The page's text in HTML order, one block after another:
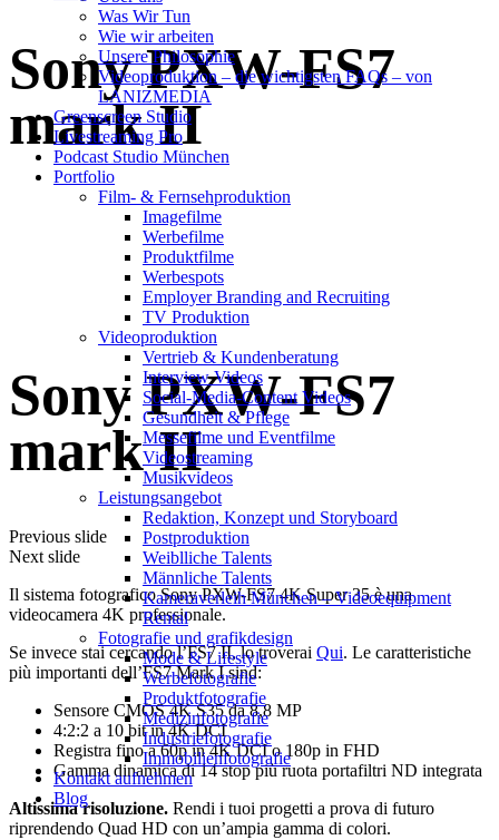
Was Wir Tun
Wie wir arbeiten
Unsere Philosophie
Videoproduktion – die wichtigsten FAQs – von
LANIZMEDIA
Greenscreen Studio
Livestreaming Pro
Podcast Studio München
Portfolio
Film- & Fernsehproduktion
Imagefilme
Werbefilme
Produktfilme
Werbespots
Employer Branding and Recruiting
TV Produktion
Videoproduktion
Vertrieb & Kundenberatung
Interview Videos
Social-Media-Content Videos
Gesundheit & Pflege
Mes­se­filme und Eventfilme
Video­strea­ming
Musikvideos
Leis­tungs­an­ge­bot
Redak­ti­on, Kon­zept und Storyboard
Post­pro­duk­ti­on
Weiblliche Talents
Männliche Talents
Kameraverleih München – Videoequipment
Rental
Fotografie und grafikdesign
Mode & Lifestyle
Werbefotografie
Produktfotografie
Medizinfotografie
Industriefotografie
Immobilienfotografie
Kontakt aufnehmen
Blog
Sony PXW-FS7
mark II
Sony PXW-FS7
mark II
Previous slide
Next slide
Il sistema fotografico Sony PXW-FS7 4K Super 35 è una
videocamera 4K professionale.
Se invece stai cercando l’FS7 II, lo troverai Qui. Le caratteristiche
più importanti dell’FS7 Mark I sind:
Sensore CMOS 4K S35 da 8,8 MP
4:2:2 a 10 bit in 4K DCI
Registra fino a 60p in 4K DCI o 180p in FHD
Gamma dinamica di 14 stop più ruota portafiltri ND integrata
Altissima risoluzione. Rendi i tuoi progetti a prova di futuro
riprendendo Quad HD con un’ampia gamma di colori.